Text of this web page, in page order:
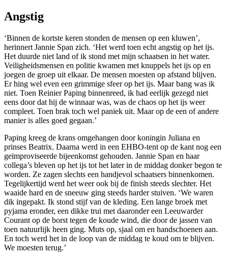
Angstig
‘Binnen de kortste keren stonden de mensen op een kluwen’,
herinnert Jannie Span zich. ‘Het werd toen echt angstig op het ijs.
Het duurde niet land of ik stond met mijn schaatsen in het water.
Veiligheidsmensen en politie kwamen met knuppels het ijs op en
joegen de groep uit elkaar. De mensen moesten op afstand blijven.
Er hing wel even een grimmige sfeer op het ijs. Maar bang was ik
niet. Toen Reinier Paping binnenreed, ik had eerlijk gezegd niet
eens door dat hij de winnaar was, was de chaos op het ijs weer
compleet. Toen brak toch wel paniek uit. Maar op de een of andere
manier is alles goed gegaan.’
Paping kreeg de krans omgehangen door koningin Juliana en
prinses Beatrix. Daarna werd in een EHBO-tent op de kant nog een
geïmproviseerde bijeenkomst gehouden. Jannie Span en haar
collega’s bleven op het ijs tot het later in de middag donker begon te
worden. Ze zagen slechts een handjevol schaatsers binnenkomen.
Tegelijkertijd werd het weer ook bij de finish steeds slechter. Het
waaide hard en de sneeuw ging steeds harder stuiven. ‘We waren
dik ingepakt. Ik stond stijf van de kleding. Een lange broek met
pyjama eronder, een dikke trui met daaronder een Leeuwarder
Courant op de borst tegen de koude wind, die door de jassen van
toen natuurlijk heen ging. Muts op, sjaal om en handschoenen aan.
En toch werd het in de loop van de middag te koud om te blijven.
We moesten terug.’